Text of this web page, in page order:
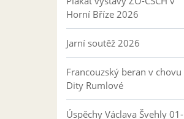
Horní Bříze 2026
Jarní soutěž 2026
Francouzský beran v chovu
Dity Rumlové
Úspěchy Václava Švehly 01-